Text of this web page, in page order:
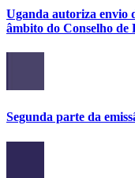
Uganda autoriza envio
âmbito do Conselho de
Segunda parte da